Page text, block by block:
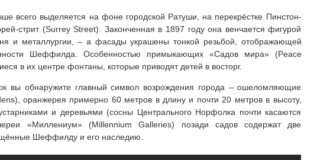
всего выделяется на фоне городской Ратуши, на перекрёстке Пинстон-
стрит (Surrey Street). Законченная в 1897 году она венчается фигурой
и металлургии, – а фасады украшены тонкой резьбой, отображающей
Шеффилда. Особенностью примыкающих «Садов мира» (Peace
в их центре фонтаны, которые приводят детей в восторг.
вы обнаружите главный символ возрождения города – ошеломляющие
оранжерея примерно 60 метров в длину и почти 20 метров в высоту,
и деревьями (сосны Центрального Норфолка почти касаются
«Миллениум» (Millennium Galleries) позади садов содержат две
Шеффилду и его наследию.